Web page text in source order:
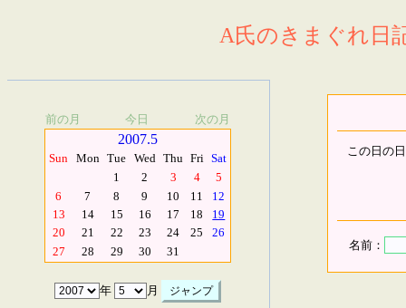
A氏のきまぐれ日
前の月 今日 次の月
2007.5
Sun Mon Tue Wed Thu Fri Sat
1
2 3 4
5
6
7 8 9 10 11
12
13
14 15 16 17 18
19
20
21 22 23 24 25
26
27
28 29 30 31
年 月
この日の
名前：